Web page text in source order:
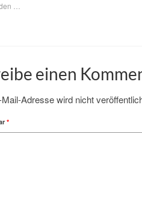
…
einen
Adresse wird nicht
*